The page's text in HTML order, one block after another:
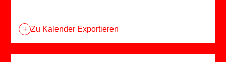
+ Zu Kalender Exportieren